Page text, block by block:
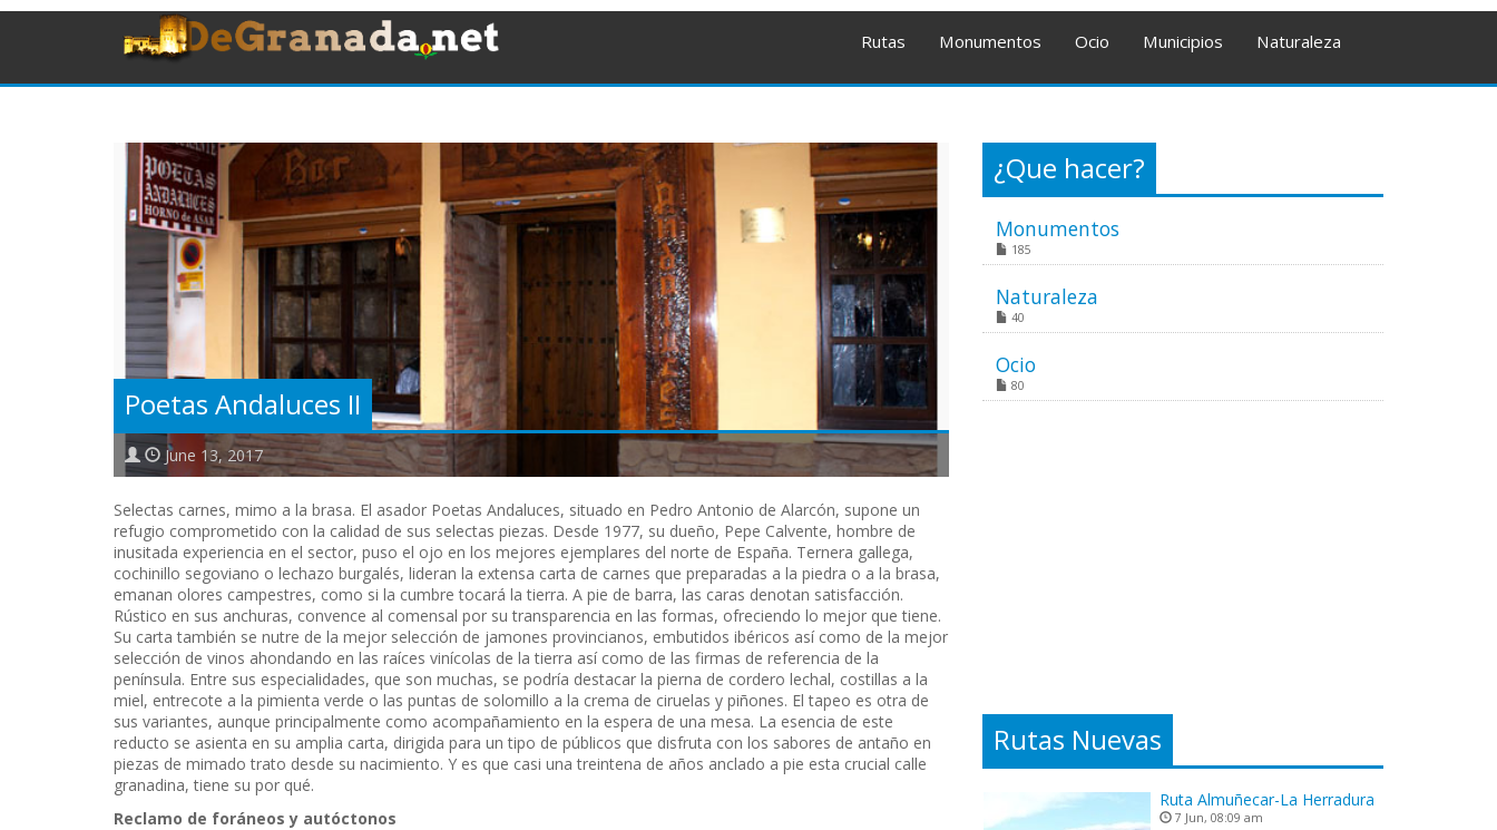
Rutas Monumentos Ocio Municipios Naturaleza
Poetas Andaluces II
June 13, 2017
Selectas carnes, mimo a la brasa. El asador Poetas Andaluces, situado en Pedro Antonio de Alarcón, supone un
refugio comprometido con la calidad de sus selectas piezas. Desde 1977, su dueño, Pepe Calvente, hombre de
inusitada experiencia en el sector, puso el ojo en los mejores ejemplares del norte de España. Ternera gallega,
cochinillo segoviano o lechazo burgalés, lideran la extensa carta de carnes que preparadas a la piedra o a la brasa,
emanan olores campestres, como si la cumbre tocará la tierra. A pie de barra, las caras denotan satisfacción.
Rústico en sus anchuras, convence al comensal por su transparencia en las formas, ofreciendo lo mejor que tiene.
Su carta también se nutre de la mejor selección de jamones provincianos, embutidos ibéricos así como de la mejor
selección de vinos ahondando en las raíces vinícolas de la tierra así como de las firmas de referencia de la
península. Entre sus especialidades, que son muchas, se podría destacar la pierna de cordero lechal, costillas a la
miel, entrecote a la pimienta verde o las puntas de solomillo a la crema de ciruelas y piñones. El tapeo es otra de
sus variantes, aunque principalmente como acompañamiento en la espera de una mesa. La esencia de este
reducto se asienta en su amplia carta, dirigida para un tipo de públicos que disfruta con los sabores de antaño en
piezas de mimado trato desde su nacimiento. Y es que casi una treintena de años anclado a pie esta crucial calle
granadina, tiene su por qué.
Reclamo de foráneos y autóctonos
¿Que hacer?
Monumentos
185
Naturaleza
40
Ocio
80
Rutas Nuevas
Ruta Almuñecar-La Herradura
7 Jun, 08:09 am